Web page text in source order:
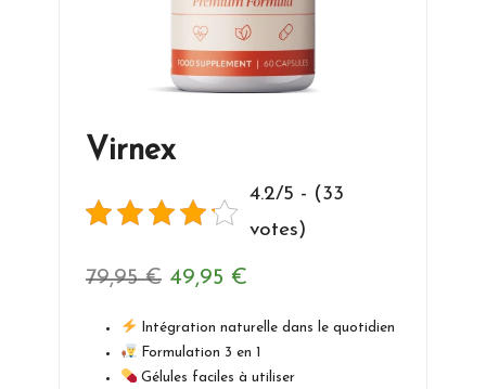
Virnex
4.2/5 - (33
votes)
79,95€ Le
initial
49,95 €
prix
actuel
Intégration naturelle dans le quotidien
Formulation 3 en 1
Gélules faciles à utiliser